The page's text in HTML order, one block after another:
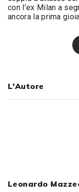
con l’ex Milan a
ancora la prima
L'Autore
Leonardo